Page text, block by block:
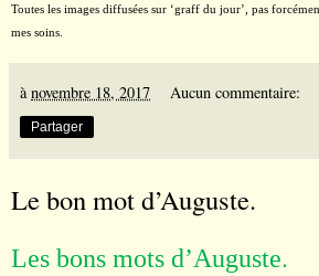
Toutes les images diffusées sur ‘graff du jour’ , pas
mes soins.
à novembre 18, 2017 Aucun commentaire:
Partager
Le bon mot d’Auguste.
Les bons mots d’Auguste.